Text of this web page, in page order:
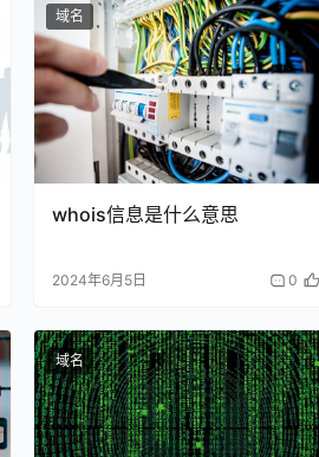
域名
whois信息是什么意思
2024年6月5日 0
域名